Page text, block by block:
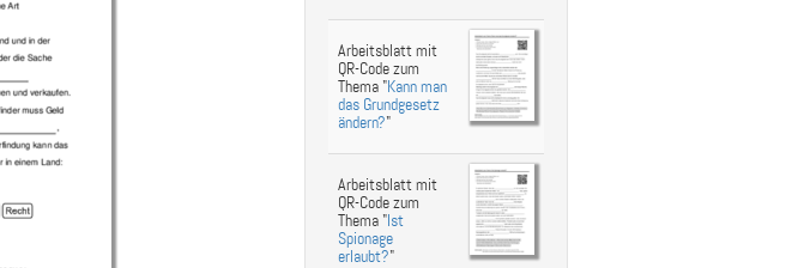
Arbeitsblatt mit
QR-Code zum
Thema "Kann man
das Grundgesetz
ändern?"
Arbeitsblatt mit
QR-Code zum
Thema "Ist
Spionage
erlaubt?"